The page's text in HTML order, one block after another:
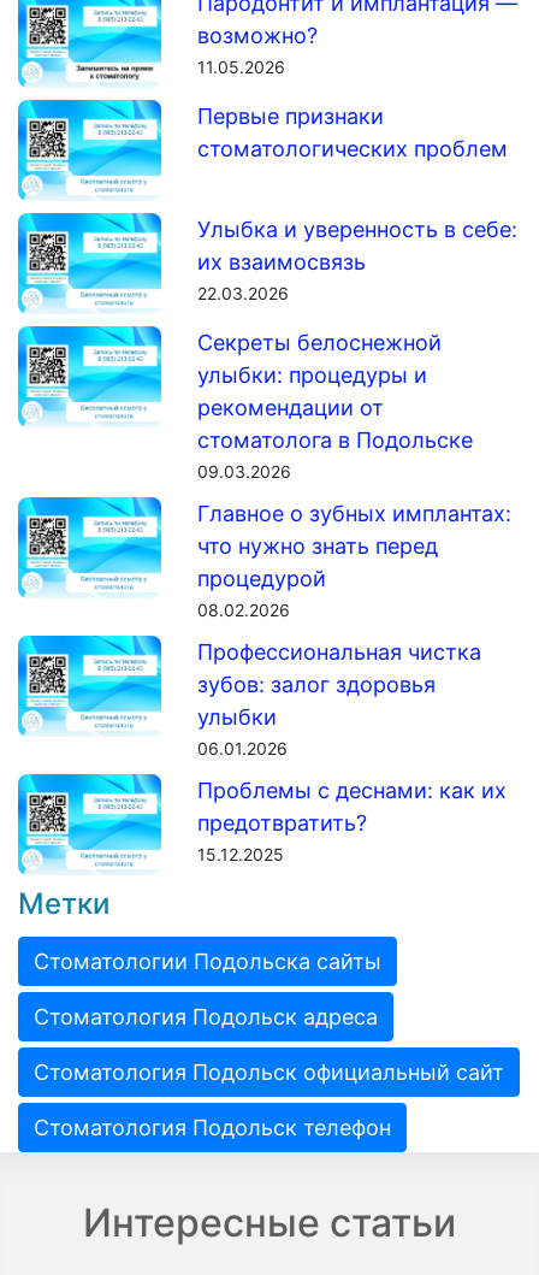
возможно?
11.05.2026
Первые признаки
стоматологических проблем
Улыбка и уверенность в себе:
их взаимосвязь
22.03.2026
Секреты белоснежной
улыбки: процедуры и
рекомендации от
стоматолога в Подольске
09.03.2026
Главное о зубных имплантах:
что нужно знать перед
процедурой
08.02.2026
Профессиональная чистка
зубов: залог здоровья
улыбки
06.01.2026
Проблемы с деснами: как их
предотвратить?
15.12.2025
Метки
Стоматологии Подольска сайты
Стоматология Подольск адреса
Стоматология Подольск официальный сайт
Стоматология Подольск телефон
Интересные статьи